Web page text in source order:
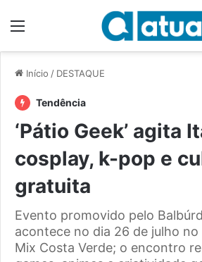
Início / DESTAQUE
Tendência
‘Pátio Geek’ agita
cosplay, k-pop e
gratuita
Evento promovido pelo
acontece no dia 26 de julho
Mix Costa Verde; o encontro